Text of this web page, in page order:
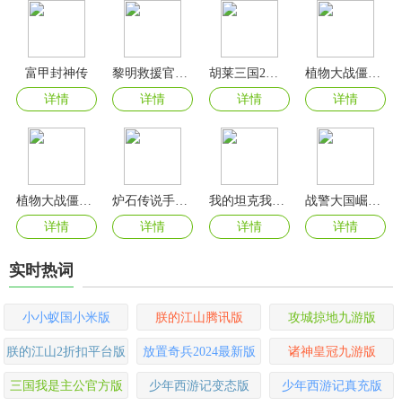
富甲封神传
详情
详情
详情
详情
植物大战僵尸射击版
详情
详情
我的坦克我的团手游
详情
详情
实时热词
小小蚁国小米版 朕的江山腾讯版 攻城掠地九游版
朕的江山2折扣平台版 放置奇兵2024最新版 诸神皇冠九游版
三国我是主公官方版 少年西游记变态版 少年西游记真充版